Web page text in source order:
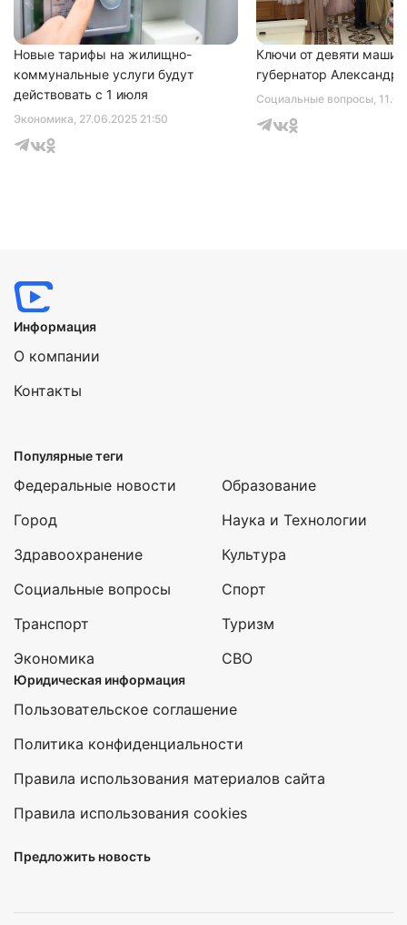
Экономика, 27.06.2025 21:50
Новые тарифы на жилищно-
коммунальные услуги будут
действовать с 1 июля
Социальные вопросы,
Ключи от девяти машин
губернатор Александр
Информация
О компании
Контакты
Популярные теги
Федеральные новости
Город
Здравоохранение
Социальные вопросы
Транспорт
Экономика
Образование
Наука и Технологии
Культура
Спорт
Туризм
СВО
Юридическая информация
Пользовательское соглашение
Политика конфиденциальности
Правила использования материалов сайта
Правила использования cookies
Предложить новость